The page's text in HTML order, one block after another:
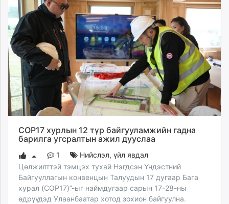
COP17 хурлын 12 түр байгууламжийн гадна
барилга угсралтын ажил дууслаа
1 Нийслэл,үйл явдал
Цөлжилттэй тэмцэх тухай Нэгдсэн Үндэстний
Байгууллагын конвенцын Талуудын 17 дугаар Бага
хурал (COP17)”-ыг наймдугаар сарын 17-28-ны
өдрүүдэд Улаанбаатар хотод зохион байгуулна.